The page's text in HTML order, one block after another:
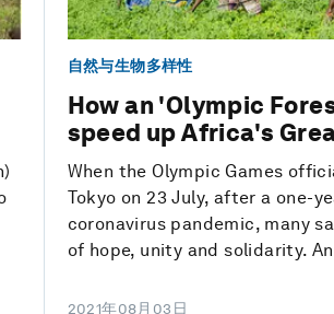
自然与生物多样性
How an 'Olympic
speed up Africa's
When the Olympic Games
Tokyo on 23 July, after a one-
coronavirus pandemic, many
of hope, unity and solidarity.
2021年08月03日